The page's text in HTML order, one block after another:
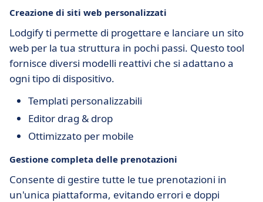
Creazione di siti web personalizzati
Lodgify ti permette di progettare e lanciare un sito
web per la tua struttura in pochi passi. Questo tool
fornisce diversi modelli reattivi che si adattano a
ogni tipo di dispositivo.
Templati personalizzabili
Editor drag & drop
Ottimizzato per mobile
Gestione completa delle prenotazioni
Consente di gestire tutte le tue prenotazioni in
un'unica piattaforma, evitando errori e doppi